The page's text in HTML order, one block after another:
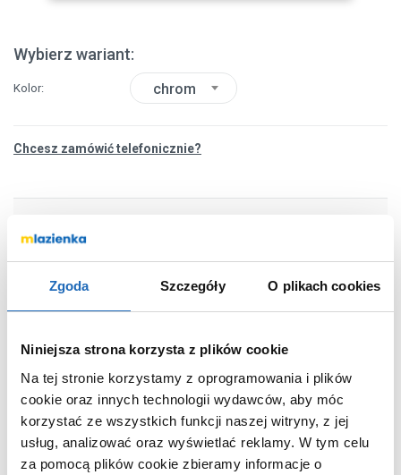
Zgoda Szczegóły O plikach cookies
Niniejsza strona korzysta z plików cookie
Na tej stronie korzystamy z oprogramowania i plików
cookie oraz innych technologii wydawców, aby móc
korzystać ze wszystkich funkcji naszej witryny, z jej
usług, analizować oraz wyświetlać reklamy. W tym celu
za pomocą plików cookie zbieramy informacje o
Wybierz wariant:
Kolor chrom
Chcesz zamówić telefonicznie?
Marka
Nr katalogowy
A5A029EC00
Montaż
ścienna
Typ
jednouchwytowa
Termostat
bez termostatu
Zestaw natryskowy